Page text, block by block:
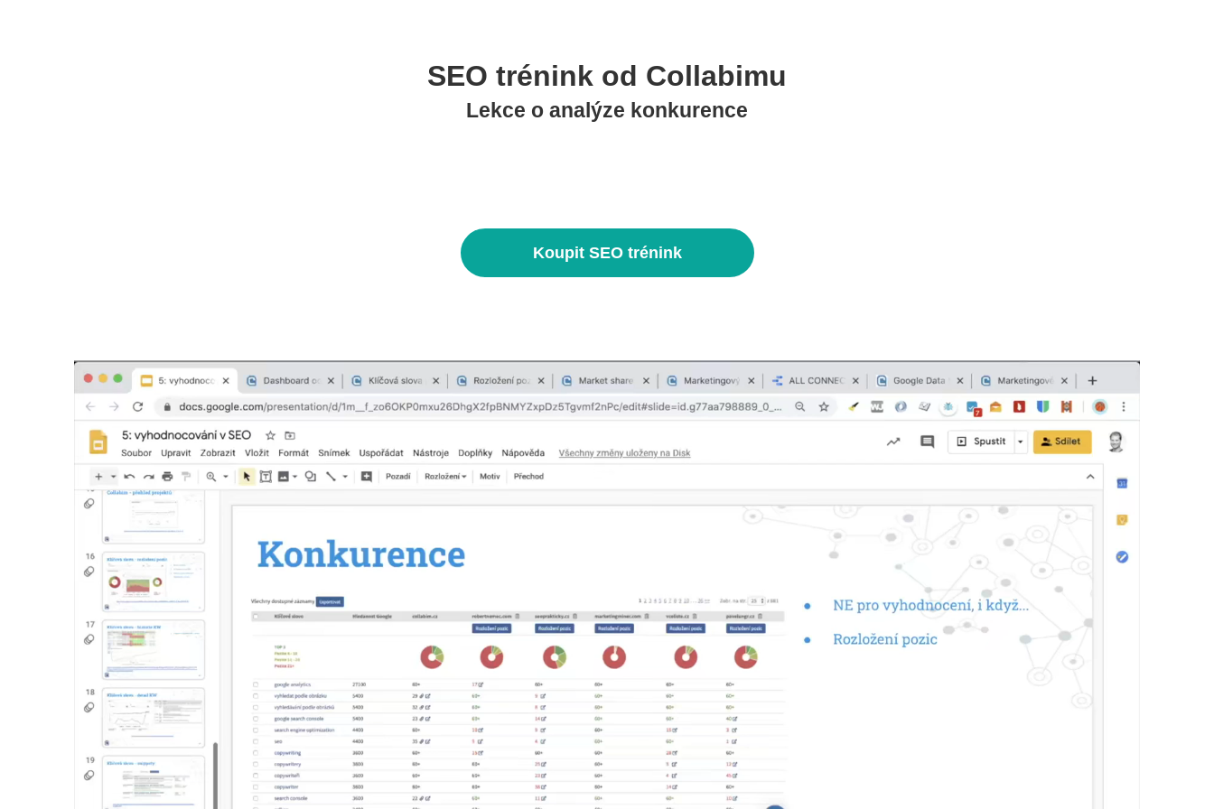
SEO trénink od Collabimu
Lekce o analýze konkurence
Koupit SEO trénink